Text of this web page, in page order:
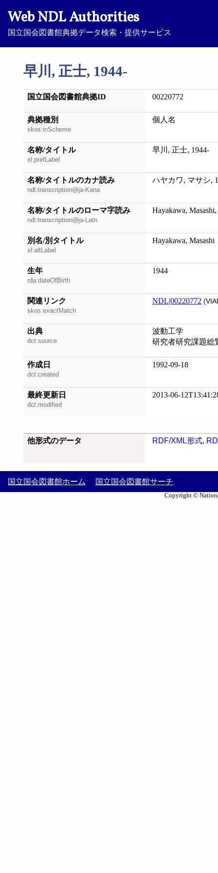
Web NDL Authorities
国立国会図書館典拠データ検索・提供サービス
早川, 正士, 1944-
国立国会図書館典拠ID 00220772
典拠種別
skos:inScheme
個人名
名称/タイトル
xl:prefLabel
早川, 正士, 1944-
名称/タイトルのカナ読み
ndl:transcription@ja-Kana
ハヤカワ, マサシ,
名称/タイトルのローマ字読み
ndl:transcription@ja-Latn
Hayakawa,
別名/別タイトル
xl:altLabel
Hayakawa, Masashi
生年
rda:dateOfBirth
1944
関連リンク
skos:exactMatch
NDL|00220772
出典
dct:source
波動工学
研究者研究課題総
作成日
dct:created
1992-09-18
最終更新日
dct:modified
2013-06-
他形式のデータ RDF/XML形式,
国立国会図書館ホーム 国立国会図書館サーチ
Copyright ©